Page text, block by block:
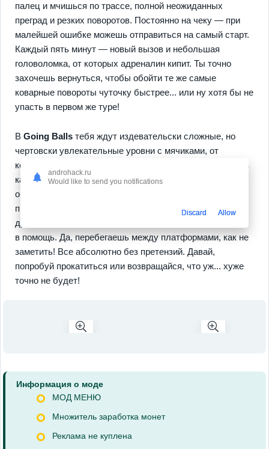
палец и мчишься по трассе, полной неожиданных
преград и резких поворотов. Постоянно на чеку — при
малейшей ошибке можешь отправиться на самый старт.
Каждый пять минут — новый вызов и небольшая
головоломка, от которых адреналин кипит. Ты точно
захочешь вернуться, чтобы обойти те же самые
коварные повороты чуточку быстрее... или ну хотя бы не
упасть в первом же туре!
В Going Balls тебя ждут издевательски сложные, но
чертовски увлекательные уровни с мячиками, от
которых грех не посмеяться. Нужна перемена? — игра в
кармане предлагает целую кучу смешных шаров — в
общем, есть где разгуляться. Кроме того, здесь все
просто и дружелюбно: хочешь сезоны — пожалуйста,
дружи с друзьями или соперничай — мультиплеер тебе
в помощь. Да, перебегаешь между платформами, как не
заметить! Все абсолютно без претензий. Давай,
попробуй прокатиться или возвращайся, что уж... хуже
точно не будет!
Информация о моде
МОД МЕНЮ
Множитель заработка монет
Реклама не куплена
androhack.ru
Would like to send you notifications
Discard Allow